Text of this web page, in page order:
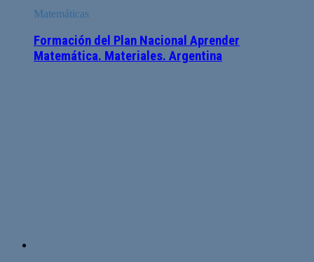
Matemáticas
Formación del Plan Nacional Aprender
Matemática. Materiales. Argentina